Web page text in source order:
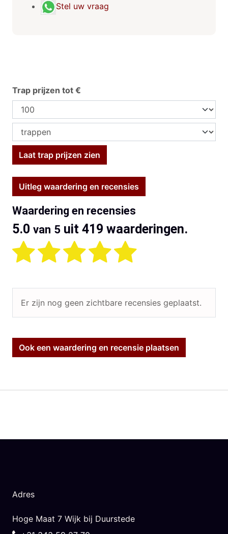
Stel uw vraag
Trap prijzen tot €
Laat trap prijzen zien
Uitleg waardering en recensies
Waardering en recensies
5.0 van 5 uit 419 waarderingen.
Er zijn nog geen zichtbare recensies geplaatst.
Ook een waardering en recensie plaatsen
Adres
Hoge Maat 7 Wijk bij Duurstede